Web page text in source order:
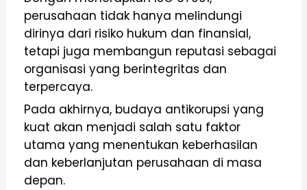
perusahaan tidak hanya melindungi
dirinya dari risiko hukum dan finansial,
tetapi juga membangun reputasi sebagai
organisasi yang berintegritas dan
terpercaya.
Pada akhirnya, budaya antikorupsi yang
kuat akan menjadi salah satu faktor
utama yang menentukan keberhasilan
dan keberlanjutan perusahaan di masa
depan.